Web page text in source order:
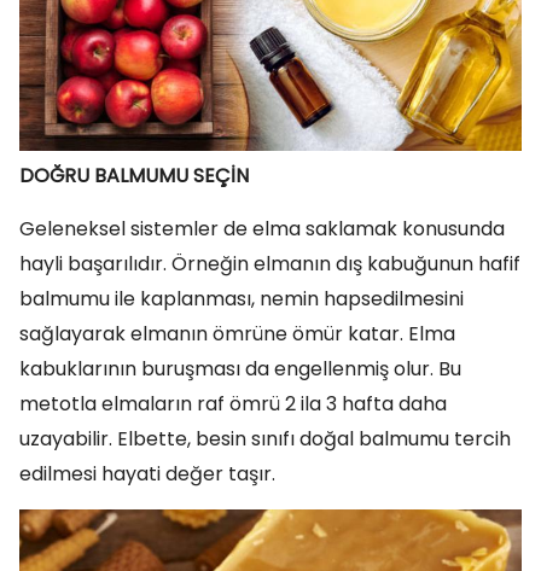
DOĞRU BALMUMU SEÇİN
Geleneksel sistemler de elma saklamak konusunda
hayli başarılıdır. Örneğin elmanın dış kabuğunun hafif
balmumu ile kaplanması, nemin hapsedilmesini
sağlayarak elmanın ömrüne ömür katar. Elma
kabuklarının buruşması da engellenmiş olur. Bu
metotla elmaların raf ömrü 2 ila 3 hafta daha
uzayabilir. Elbette, besin sınıfı doğal balmumu tercih
edilmesi hayati değer taşır.